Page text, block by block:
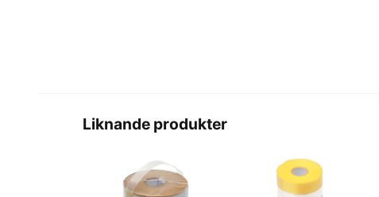
Liknande produkter